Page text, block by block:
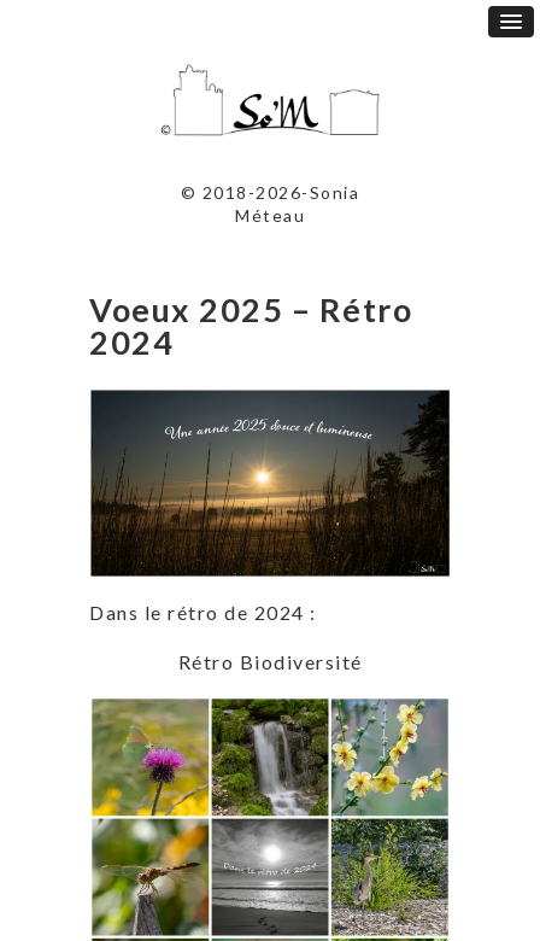
© 2018-2026-Sonia
Méteau
Voeux 2025 – Rétro
2024
Dans le rétro de 2024 :
Rétro Biodiversité